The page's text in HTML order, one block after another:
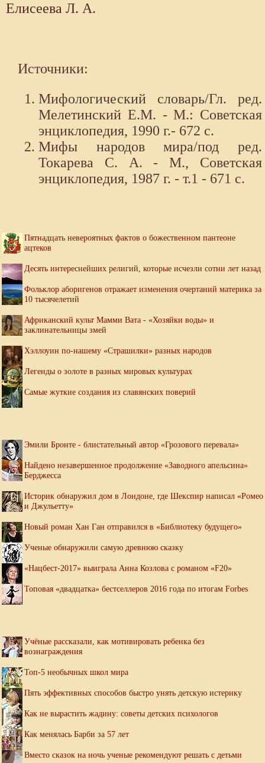
Елисеева Л. А.
Источники:
Мифологический словарь/Гл. ред.
Мелетинский Е.М. - М.: Советская
энциклопедия, 1990 г.- 672 с.
Мифы народов мира/под ред.
Токарева С. А. - М., Советская
энциклопедия, 1987 г. - т.1 - 671 с.
Пятнадцать невероятных фактов о божественном пантеоне
ацтеков
Десять интереснейших религий, которые исчезли сотни лет назад
Фольклор аборигенов отражает изменения очертаний материка за
10 тысячелетий
Африканский культ Мамми Вата - «Хозяйки воды» и
заклинательницы змей
Хэллоуин по-нашему «Страшилки» разных народов
Легенды о золоте в разных мировых культурах
Самые жуткие создания из славянских поверий
Эмили Бронте - блистательный автор «Грозового перевала»
Найдено незавершенное продолжение «Заводного апельсина»
Берджесса
Историк обнаружил дом в Лондоне, где Шекспир написал «Ромео
и Джульетту»
Новый роман Хан Ган отправился в «Библиотеку будущего»
Ученые обнаружили самую древнюю сказку
«Нацбест-2017» выиграла Анна Козлова с романом «F20»
Топовая «двадцатка» бестселлеров 2016 года по итогам Forbes
Учёные рассказали, как мотивировать ребенка без
вознаграждения
Топ-5 необычных школ мира
Пять эффективных способов быстро унять детскую истерику
Как не вырастить жадину: советы детских психологов
Как менялась Барби за 57 лет
Вместо сказок на ночь ученые рекомендуют решать с детьми